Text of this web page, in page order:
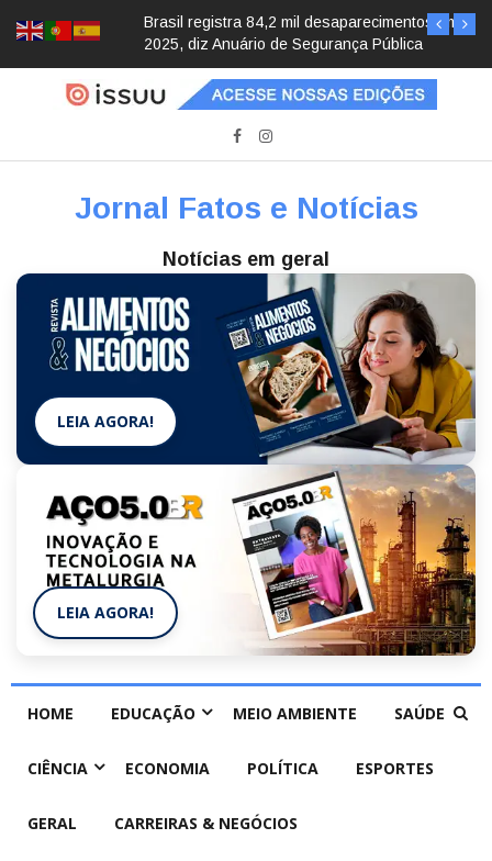
Brasil registra 84,2 mil desaparecimentos em
2025, diz Anuário de Segurança Pública
Jornal Fatos e Notícias
Notícias em geral
LEIA AGORA!
LEIA AGORA!
HOME EDUCAÇÃO MEIO AMBIENTE SAÚDE
CIÊNCIA ECONOMIA POLÍTICA ESPORTES
GERAL CARREIRAS & NEGÓCIOS